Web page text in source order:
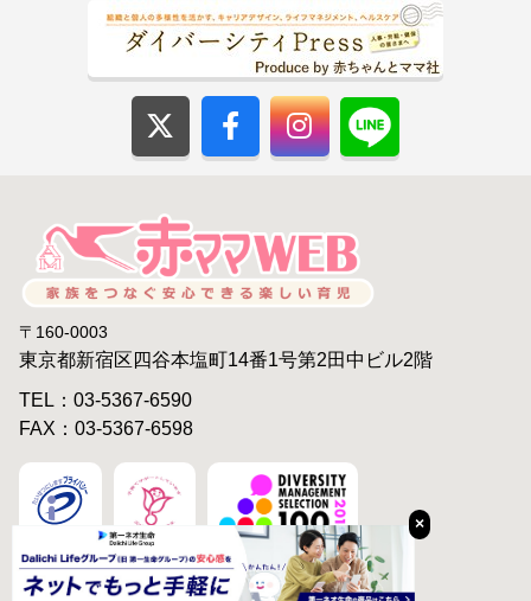
×
〒160-0003
東京都新宿区四谷本塩町14番1号第2田中ビル2階
TEL：03-5367-6590
FAX：03-5367-6598